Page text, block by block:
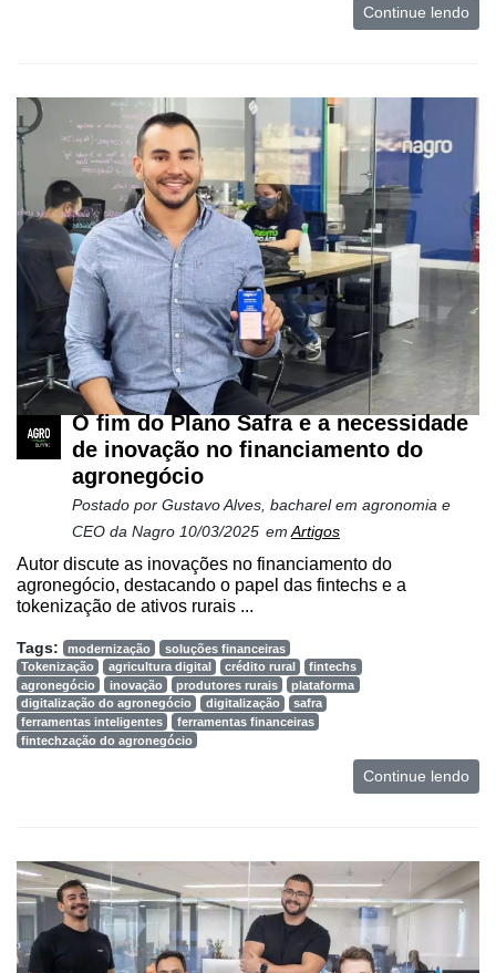
Continue lendo
O fim do Plano Safra e a necessidade
de inovação no financiamento do
agronegócio
Postado por Gustavo Alves, bacharel em agronomia e
CEO da Nagro 10/03/2025 em Artigos
Autor discute as inovações no financiamento do
agronegócio, destacando o papel das fintechs e a
tokenização de ativos rurais ...
Tags: modernização
soluções financeiras
Tokenização
agricultura digital crédito rural
fintechs
agronegócio
inovação produtores rurais
plataforma
digitalização do agronegócio
digitalização
safra
ferramentas inteligentes
ferramentas financeiras
fintechzação do agronegócio
Continue lendo